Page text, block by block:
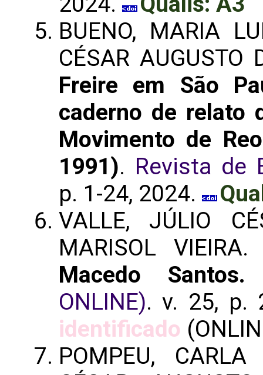
BUENO, MARIA
CÉSAR AUGUSTO
Freire em São
caderno de relato
Movimento de
1991). Revista de
p. 1-24, 2024.
VALLE, JÚLIO
MARISOL
Macedo Santos.
ONLINE). v. 25, p.
identificado
POMPEU,